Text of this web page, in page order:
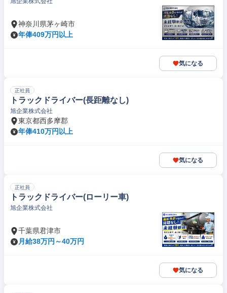
神奈川県茅ヶ崎市
年俸409万円以上
気になる
正社員
トラックドライバー(長距離なし)
旭企業株式会社
東京都西多摩郡
年俸410万円以上
気になる
正社員
トラックドライバー(ローリー車)
旭企業株式会社
千葉県君津市
月給38万円～40万円
気になる